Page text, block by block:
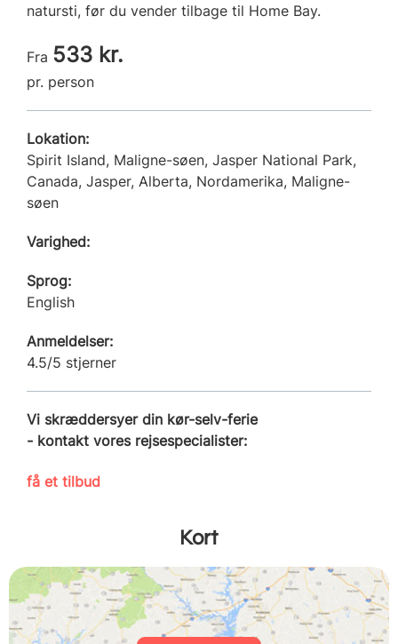
natursti, før du vender tilbage til Home Bay.
Fra 533 kr.
pr. person
Lokation:
Spirit Island, Maligne-søen, Jasper National Park,
Canada, Jasper, Alberta, Nordamerika, Maligne-
søen
Varighed:
Sprog:
English
Anmeldelser:
4.5/5 stjerner
Vi skræddersyer din kør-selv-ferie
- kontakt vores rejsespecialister:
få et tilbud
Kort